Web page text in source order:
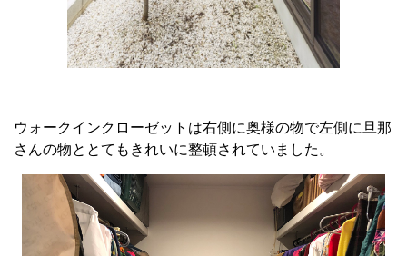
ウォークインクローゼットは右側に奥様の物で左側に旦那
さんの物ととてもきれいに整頓されていました。